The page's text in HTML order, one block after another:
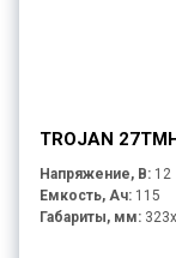
TROJAN
Напряжение, В: 12
Емкость, Ач: 115
Габариты, мм: